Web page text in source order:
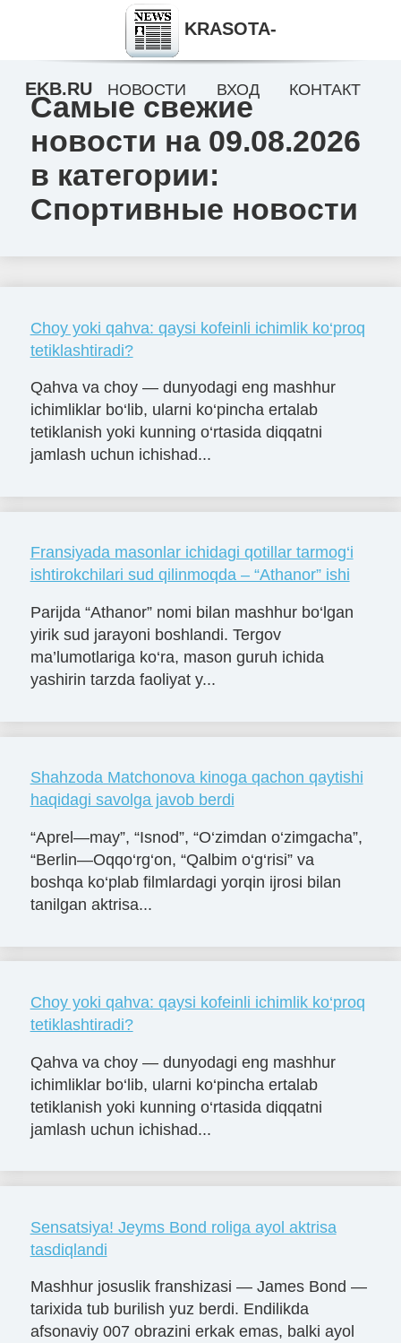
Самые свежие
новости на 09.08.2026
в категории:
Спортивные новости
Choy yoki qahva: qaysi kofeinli ichimlik ko‘proq
tetiklashtiradi?
Qahva va choy — dunyodagi eng mashhur
ichimliklar bo‘lib, ularni ko‘pincha ertalab
tetiklanish yoki kunning o‘rtasida diqqatni
jamlash uchun ichishad...
Fransiyada masonlar ichidagi qotillar tarmog‘i
ishtirokchilari sud qilinmoqda – “Athanor” ishi
Parijda “Athanor” nomi bilan mashhur bo‘lgan
yirik sud jarayoni boshlandi. Tergov
ma’lumotlariga ko‘ra, mason guruh ichida
yashirin tarzda faoliyat y...
Shahzoda Matchonova kinoga qachon qaytishi
haqidagi savolga javob berdi
“Aprel—may”, “Isnod”, “O‘zimdan o‘zimgacha”,
“Berlin—Oqqo‘rg‘on, “Qalbim o‘g‘risi” va
boshqa ko‘plab filmlardagi yorqin ijrosi bilan
tanilgan aktrisa...
Choy yoki qahva: qaysi kofeinli ichimlik ko‘proq
tetiklashtiradi?
Qahva va choy — dunyodagi eng mashhur
ichimliklar bo‘lib, ularni ko‘pincha ertalab
tetiklanish yoki kunning o‘rtasida diqqatni
jamlash uchun ichishad...
Sensatsiya! Jeyms Bond roliga ayol aktrisa
tasdiqlandi
Mashhur josuslik franshizasi — James Bond —
tarixida tub burilish yuz berdi. Endilikda
afsonaviy 007 obrazini erkak emas, balki ayol
KRASOTA-
EKB.RU НОВОСТИ ВХОД КОНТАКТ